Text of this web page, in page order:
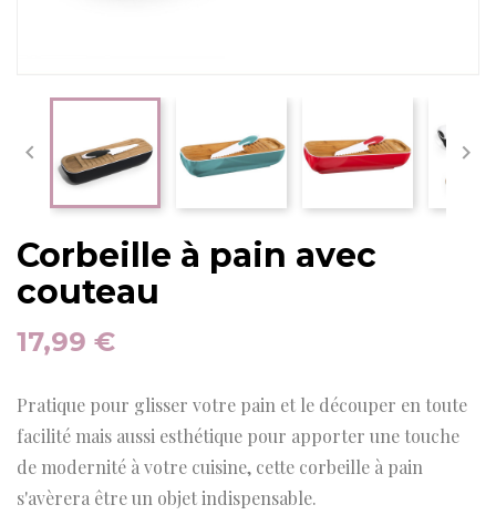
 
Corbeille à pain avec
couteau
17,99 €
Pratique pour glisser votre pain et le découper en toute
facilité mais aussi esthétique pour apporter une touche
de modernité à votre cuisine, cette corbeille à pain
s'avèrera être un objet indispensable.